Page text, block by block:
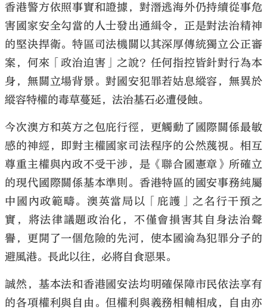
香港警方依照事實和證據，對潛逃海外仍持續從事危
害國家安全勾當的人士發出通緝令，正是對法治精神
的堅決捍衛。特區司法機關以其深厚傳統獨立公正審
案，何來「政治迫害」之說？任何指控皆針對行為本
身，無關立場背景。對國安犯罪若姑息縱容，無異於
縱容特權的毒草蔓延，法治基石必遭侵蝕。
今次澳方和英方之包庇行徑，更觸動了國際關係最敏
感的神經，即對主權國家司法程序的公然蔑視。相互
尊重主權與內政不受干涉，是《聯合國憲章》所確立
的現代國際關係基本準則。香港特區的國安事務純屬
中國內政範疇。澳英當局以「庇護」之名行干預之
實，將法律議題政治化，不僅會損害其自身法治聲
譽，更開了一個危險的先河，使本國淪為犯罪分子的
避風港。長此以往，必將自食惡果。
誠然，基本法和香港國安法均明確保障市民依法享有
的各項權利與自由。但權利與義務相輔相成，自由亦